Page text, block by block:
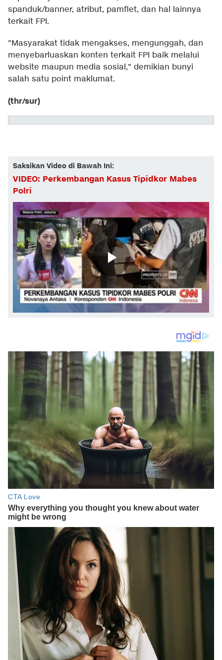
spanduk/banner, atribut, pamflet, dan hal lainnya
terkait FPI.
"Masyarakat tidak mengakses, mengunggah, dan
menyebarluaskan konten terkait FPI baik melalui
website maupun media sosial," demikian bunyi
salah satu point maklumat.
(thr/sur)
Saksikan Video di Bawah Ini:
VIDEO: Perkembangan Kasus Tipidkor Mabes
Polri